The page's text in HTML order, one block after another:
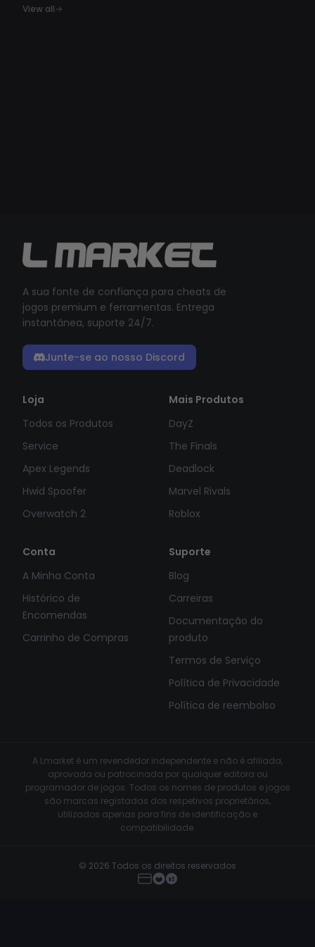
View all
A sua fonte de confiança para cheats de
jogos premium e ferramentas. Entrega
instantânea, suporte 24/7.
Junte-se ao nosso Discord
Loja
Todos os Produtos
Service
Apex Legends
Hwid Spoofer
Overwatch 2
Mais Produtos
DayZ
The Finals
Deadlock
Marvel Rivals
Roblox
Conta
A Minha Conta
Histórico de
Encomendas
Carrinho de Compras
Suporte
Blog
Carreiras
Documentação do
produto
Termos de Serviço
Política de Privacidade
Política de reembolso
A Lmarket é um revendedor independente e não é afiliada,
aprovada ou patrocinada por qualquer editora ou
programador de jogos. Todos os nomes de produtos e jogos
são marcas registadas dos respetivos proprietários,
utilizados apenas para fins de identificação e
compatibilidade.
© 2026 Todos os direitos reservados